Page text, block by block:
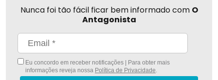
Nunca foi tão fácil ficar bem informado com O
Antagonista
Eu concordo em receber notificações | Para obter mais
informações reveja nossa Política de Privacidade.